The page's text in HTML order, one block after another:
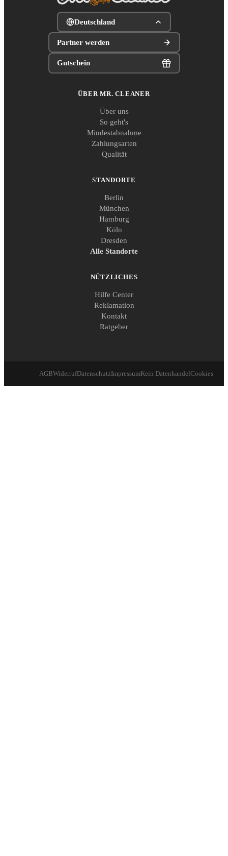
Deutschland
Partner werden
Gutschein
ÜBER MR. CLEANER
Über uns
So geht's
Mindestabnahme
Zahlungsarten
Qualität
STANDORTE
Berlin
München
Hamburg
Köln
Dresden
Alle Standorte
NÜTZLICHES
Hilfe Center
Reklamation
Kontakt
Ratgeber
AGBWiderrufDatenschutzImpressumKein DatenhandelCookies